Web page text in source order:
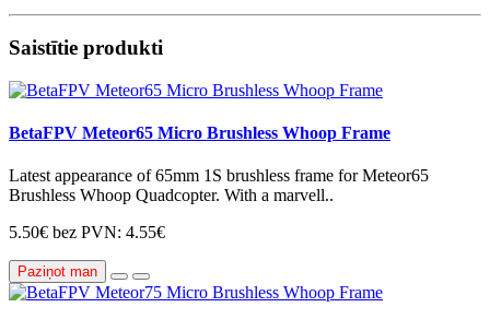
Saistītie produkti
BetaFPV Meteor65 Micro Brushless Whoop Frame
Latest appearance of 65mm 1S brushless frame for Meteor65
Brushless Whoop Quadcopter. With a marvell..
5.50€ bez PVN: 4.55€
Paziņot man